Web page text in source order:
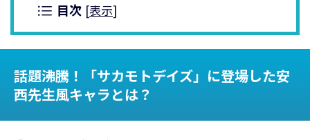
目次 [表示]
話題沸騰！「サカモトデイズ」に登場した安
西先生風キャラとは？